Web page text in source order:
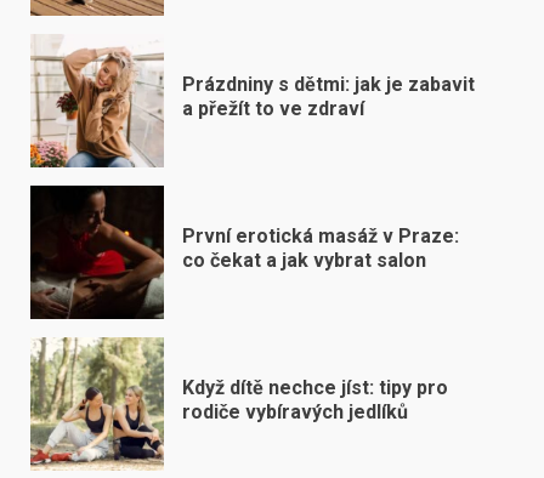
Prázdniny s dětmi: jak je zabavit
a přežít to ve zdraví
První erotická masáž v Praze:
co čekat a jak vybrat salon
Když dítě nechce jíst: tipy pro
rodiče vybíravých jedlíků